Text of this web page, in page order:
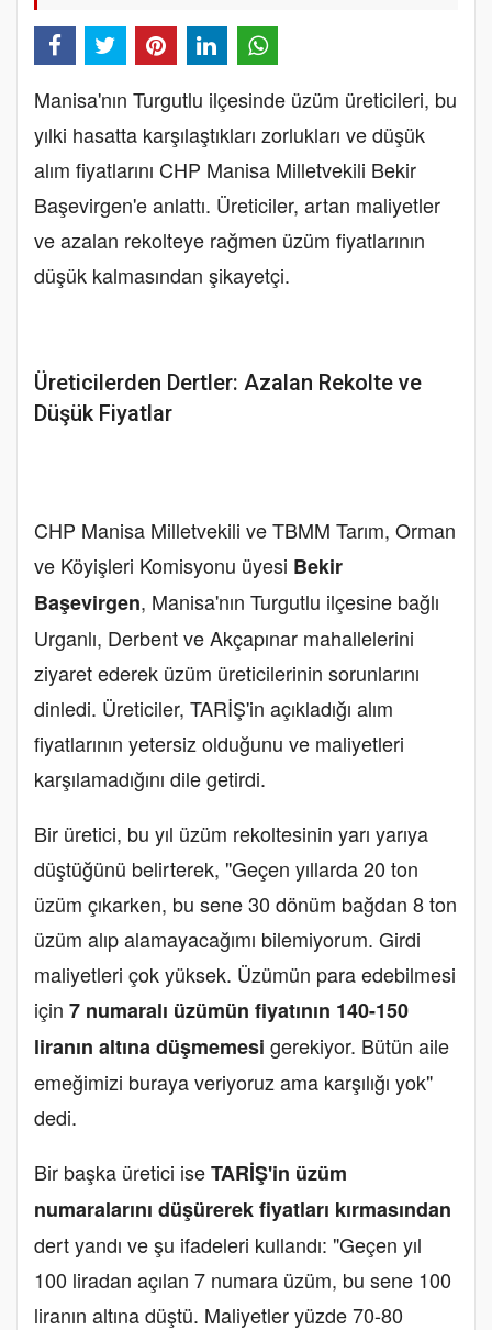
Manisa'nın Turgutlu ilçesinde üzüm üreticileri, bu
yılki hasatta karşılaştıkları zorlukları ve düşük
alım fiyatlarını CHP Manisa Milletvekili Bekir
Başevirgen'e anlattı. Üreticiler, artan maliyetler
ve azalan rekolteye rağmen üzüm fiyatlarının
düşük kalmasından şikayetçi.
Üreticilerden Dertler: Azalan Rekolte ve
Düşük Fiyatlar
CHP Manisa Milletvekili ve TBMM Tarım, Orman
ve Köyişleri Komisyonu üyesi Bekir
Başevirgen, Manisa'nın Turgutlu ilçesine bağlı
Urganlı, Derbent ve Akçapınar mahallelerini
ziyaret ederek üzüm üreticilerinin sorunlarını
dinledi. Üreticiler, TARİŞ'in açıkladığı alım
fiyatlarının yetersiz olduğunu ve maliyetleri
karşılamadığını dile getirdi.
Bir üretici, bu yıl üzüm rekoltesinin yarı yarıya
düştüğünü belirterek, "Geçen yıllarda 20 ton
üzüm çıkarken, bu sene 30 dönüm bağdan 8 ton
üzüm alıp alamayacağımı bilemiyorum. Girdi
maliyetleri çok yüksek. Üzümün para edebilmesi
için 7 numaralı üzümün fiyatının 140-150
liranın altına düşmemesi gerekiyor. Bütün aile
emeğimizi buraya veriyoruz ama karşılığı yok"
dedi.
Bir başka üretici iseTARİŞ'in üzüm
numaralarını düşürerek fiyatları kırmasından
dert yandı ve şu ifadeleri kullandı: "Geçen yıl
100 liradan açılan 7 numara üzüm, bu sene 100
liranın altına düştü. Maliyetler yüzde 70-80